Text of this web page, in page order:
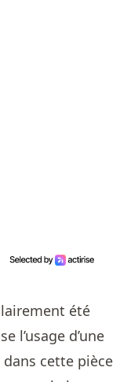
été
l’usage d’une
dans cette pièce